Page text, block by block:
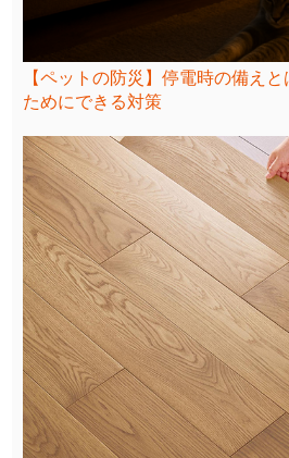
【ペットの防災】停電時の備え
ためにできる対策